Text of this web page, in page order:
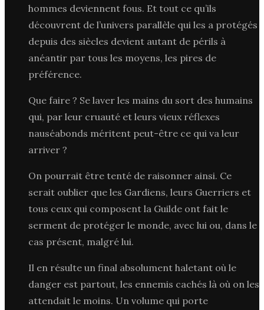
hommes deviennent fous. Et tout ce qu’ils
découvrent de l’univers parallèle qui les a protégés
depuis des siècles devient autant de périls à
anéantir par tous les moyens, les pires de
préférence.
Que faire ? Se laver les mains du sort des humains
qui, par leur cruauté et leurs vieux réflexes
nauséabonds méritent peut-être ce qui va leur
arriver ?
On pourrait être tenté de raisonner ainsi. Ce
serait oublier que les Gardiens, leurs Guerriers et
tous ceux qui composent la Guilde ont fait le
serment de protéger le monde, avec lui ou, dans le
cas présent, malgré lui.
Il en résulte un final absolument haletant où le
danger est partout, les ennemis cachés là où on les
attendait le moins. Un volume qui porte